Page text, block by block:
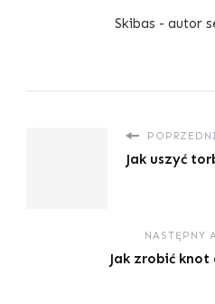
Skibas - autor
Jak uszyć
NASTĘPNY
Jak zrobić knot